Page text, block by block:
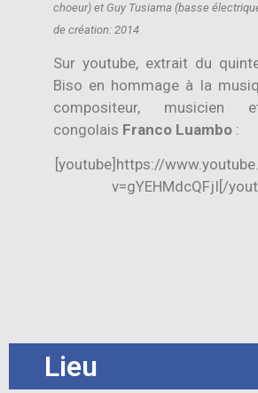
choeur) et Guy Tusiama (basse
de création: 2014
Sur youtube, extrait du
Biso en hommage à la
compositeur, musicien
congolais Franco Luambo :
[youtube]https://
v=gYEHMdcQFjI[/
Lieu